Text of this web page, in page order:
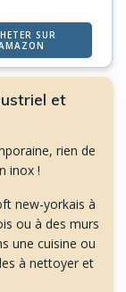
SUR
et
rien de
inox !
new-yorkais à
ou à des murs
une cuisine ou
à nettoyer et